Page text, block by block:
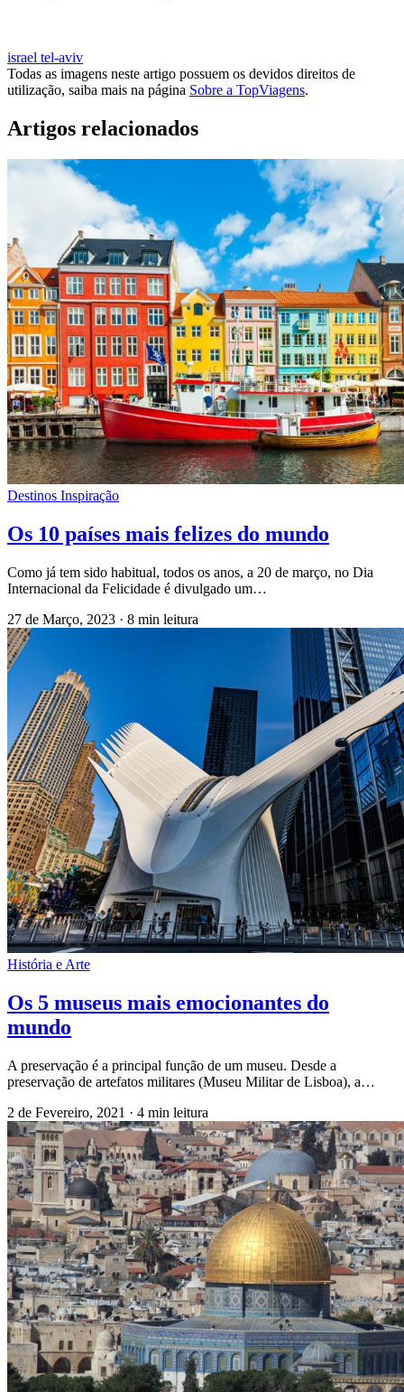
israel tel-aviv
Todas as imagens neste artigo possuem os devidos direitos de
utilização, saiba mais na página Sobre a TopViagens.
Artigos relacionados
Destinos Inspiração
Os 10 países mais felizes do mundo
Como já tem sido habitual, todos os anos, a 20 de março, no Dia
Internacional da Felicidade é divulgado um…
27 de Março, 2023 · 8 min leitura
História e Arte
Os 5 museus mais emocionantes do
mundo
A preservação é a principal função de um museu. Desde a
preservação de artefatos militares (Museu Militar de Lisboa), a…
2 de Fevereiro, 2021 · 4 min leitura